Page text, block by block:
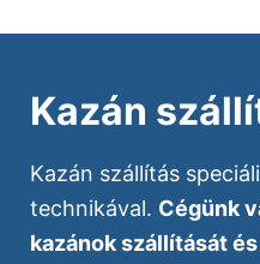
Szolgáltatások
Teherszállítás
Emelőhátfalas
Nehéz tárgyak
Referenciák
Áraink
Elérhetőség
Kazán
Kazán szállítás
technikával. Cégünk
kazánok szállítását